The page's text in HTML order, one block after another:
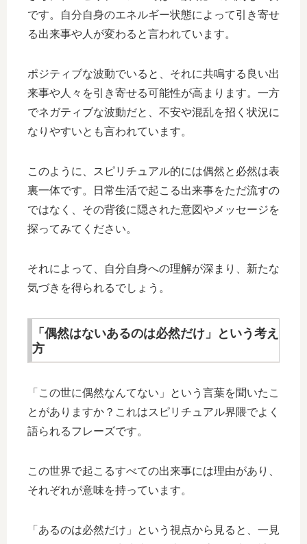
です。自分自身のエネルギー状態によって引き寄せ
る出来事や人が変わると言われています。
ポジティブな波動でいると、それに共鳴する良い出
来事や人々を引き寄せる可能性が高まります。一方
でネガティブな波動だと、不安や混乱を招く状況に
なりやすいとも言われています。
このように、スピリチュアル的には偶然と必然は表
裏一体です。日常生活で起こる出来事をただ流すの
ではなく、その背後に隠された意図やメッセージを
探ってみてください。
それによって、自分自身への理解が深まり、新たな
気づきを得られるでしょう。
「偶然はないあるのは必然だけ」という考え
方
「この世に偶然なんてない」という言葉を聞いたこ
とがありますか？これはスピリチュアル界隈でよく
語られるフレーズです。
この世界で起こるすべての出来事には理由があり、
それぞれが意味を持っています。
「あるのは必然だけ」という視点から見ると、一見